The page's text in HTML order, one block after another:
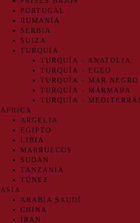
PORTUGAL
RUMANÍA
SERBIA
SUIZA
TURQUÍA
TURQUÍA – ANATOLIA
TURQUÍA – EGEO
TURQUÍA – MAR NEGRO
TURQUÍA – MÁRMARA
TURQUÍA –
ÁFRICA
ARGELIA
EGIPTO
LIBIA
MARRUECOS
SUDÁN
TANZANIA
TÚNEZ
ASIA
ARABIA SAUDÍ
CHINA
IRÁN